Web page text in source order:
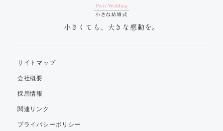
小さくても、大きな感動を。
サイトマップ
会社概要
採用情報
関連リンク
プライバシーポリシー